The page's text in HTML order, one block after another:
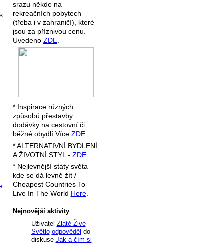
srazu někde na
rekreačních pobytech
(třeba i v zahraničí), které
jsou za příznivou cenu.
Uvedeno ZDE.
* Inspirace různých
způsobů přestavby
dodávky na cestovní či
běžné obydlí Více ZDE.
* ALTERNATIVNÍ BYDLENÍ
A ŽIVOTNÍ STYL - ZDE.
* Nejlevnější státy světa
kde se dá levně žít /
Cheapest Countries To
Live In The World Here.
Nejnovější aktivity
Uživatel Zlaté Živé
Světlo odpověděl do
diskuse Jak a čím si